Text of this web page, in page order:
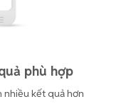
phù hợp
nhiều kết quả hơn